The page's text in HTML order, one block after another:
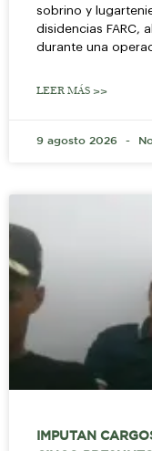
sobrino y
disidencias FARC,
durante una
LEER MÁS >>
9 agosto 2026
IMPUTAN